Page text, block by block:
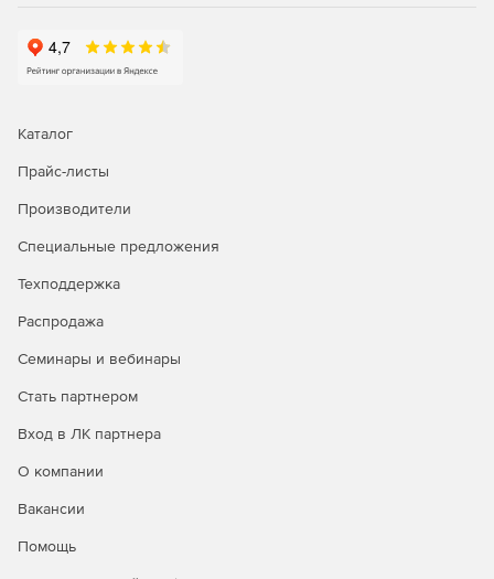
Каталог
Прайс-листы
Производители
Специальные предложения
Техподдержка
Распродажа
Семинары и вебинары
Стать партнером
Вход в ЛК партнера
О компании
Вакансии
Помощь